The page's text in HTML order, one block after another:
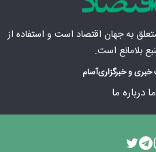
بهجهان اقتصاد است و استفاده از
بلامانع است.
و خبرگزاریآسام
درباره ما